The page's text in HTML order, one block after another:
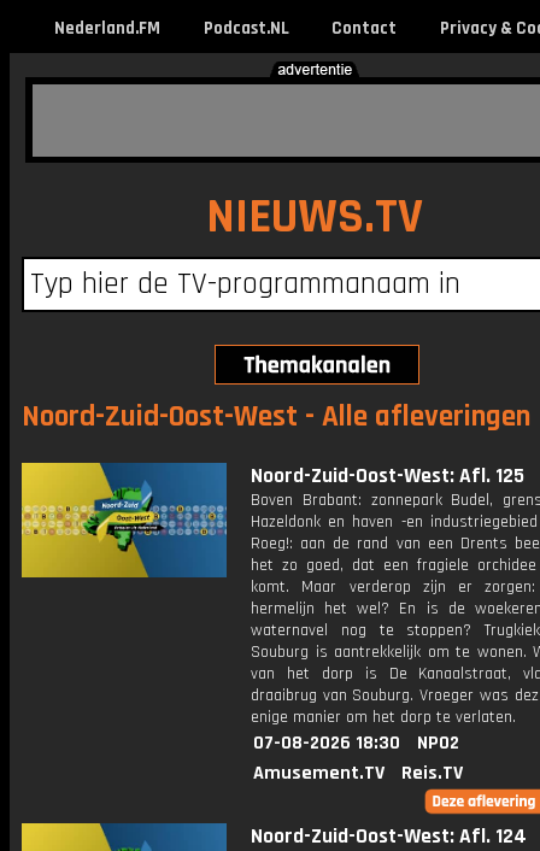
Nederland.FM Podcast.NL Contact Privacy &
NIEUWS.TV
Noord-Zuid-Oost-West - Alle afleveringen
Noord-Zuid-Oost-West: Afl. 125
Boven Brabant: zonnepark Budel,
Hazeldonk en haven -en
Roeg!: aan de rand van een Drents
het zo goed, dat een fragiele
komt. Maar verderop zijn er
hermelijn het wel? En is de
waternavel nog te stoppen?
Souburg is aantrekkelijk om te wonen.
van het dorp is De Kanaalstraat,
draaibrug van Souburg. Vroeger was
enige manier om het dorp te verlaten.
07-08-2026 18:30
NPO2
Amusement.TV
Reis.TV
Noord-Zuid-Oost-West: Afl. 124